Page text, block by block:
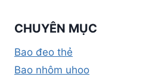
CHUYÊN MỤC
Bao đeo thẻ
Bao nhôm uhoo